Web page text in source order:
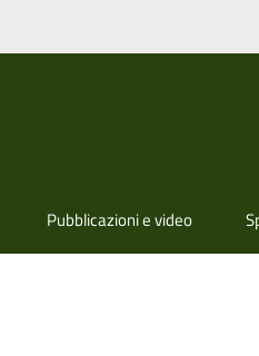
Pubblicazioni e video